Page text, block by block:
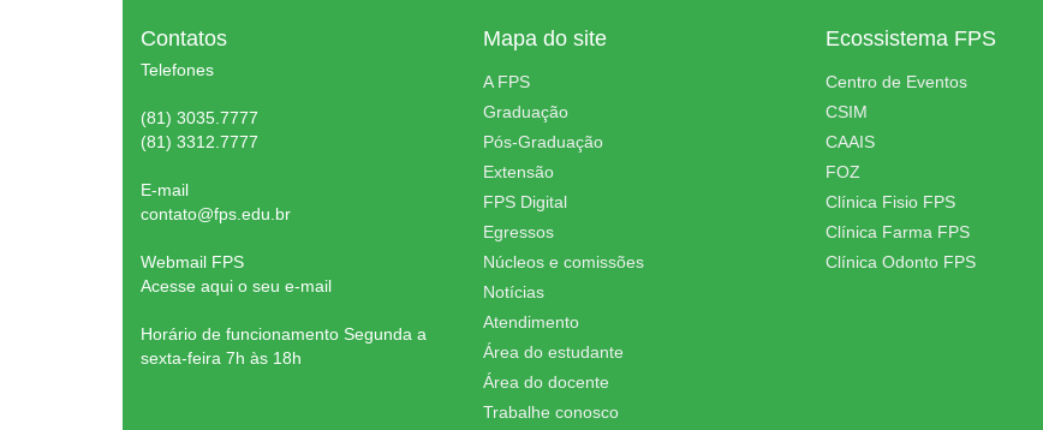
Contatos
Telefones
(81) 3035.7777
(81) 3312.7777
E-mail
contato@fps.edu.br
Webmail FPS
Acesse aqui o seu e-mail
Horário de funcionamento Segunda a
sexta-feira 7h às 18h
Mapa do site
A FPS
Graduação
Pós-Graduação
Extensão
FPS Digital
Egressos
Núcleos e comissões
Notícias
Atendimento
Área do estudante
Área do docente
Trabalhe conosco
Ecossistema FPS
Centro de Eventos
CSIM
CAAIS
FOZ
Clínica Fisio FPS
Clínica Farma FPS
Clínica Odonto FPS